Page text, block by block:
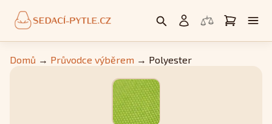
Domů → Průvodce výběrem → Polyester